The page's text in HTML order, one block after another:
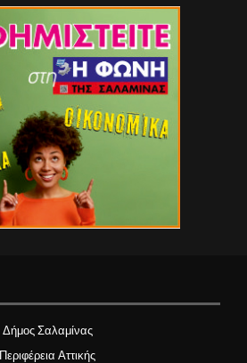
Δήμος Σαλαμίνας
Περιφέρεια Αττικής